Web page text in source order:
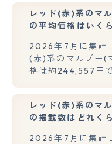
レッド(赤)系のマ
の平均価格はいく
2026年7月に集計
(赤)系のマルプー(
格は約244,557円で
レッド(赤)系のマ
の掲載数はどれく
2026年7月に集計